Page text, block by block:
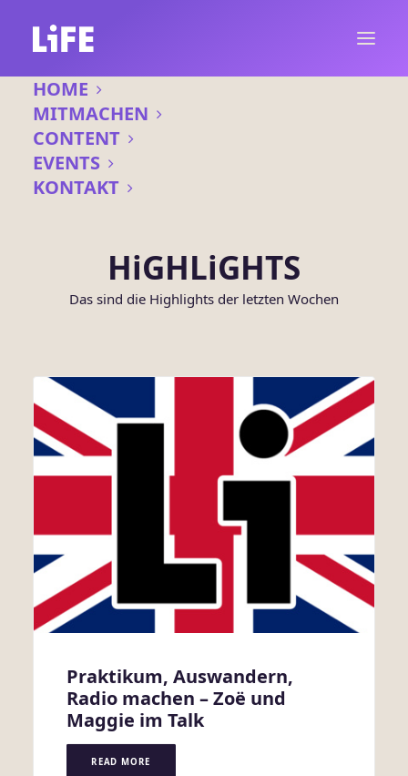
HOME
MITMACHEN
CONTENT
EVENTS
KONTAKT
HiGHLiGHTS
Das sind die Highlights der letzten Wochen
Praktikum, Auswandern,
Radio machen – Zoë und
Maggie im Talk
READ MORE